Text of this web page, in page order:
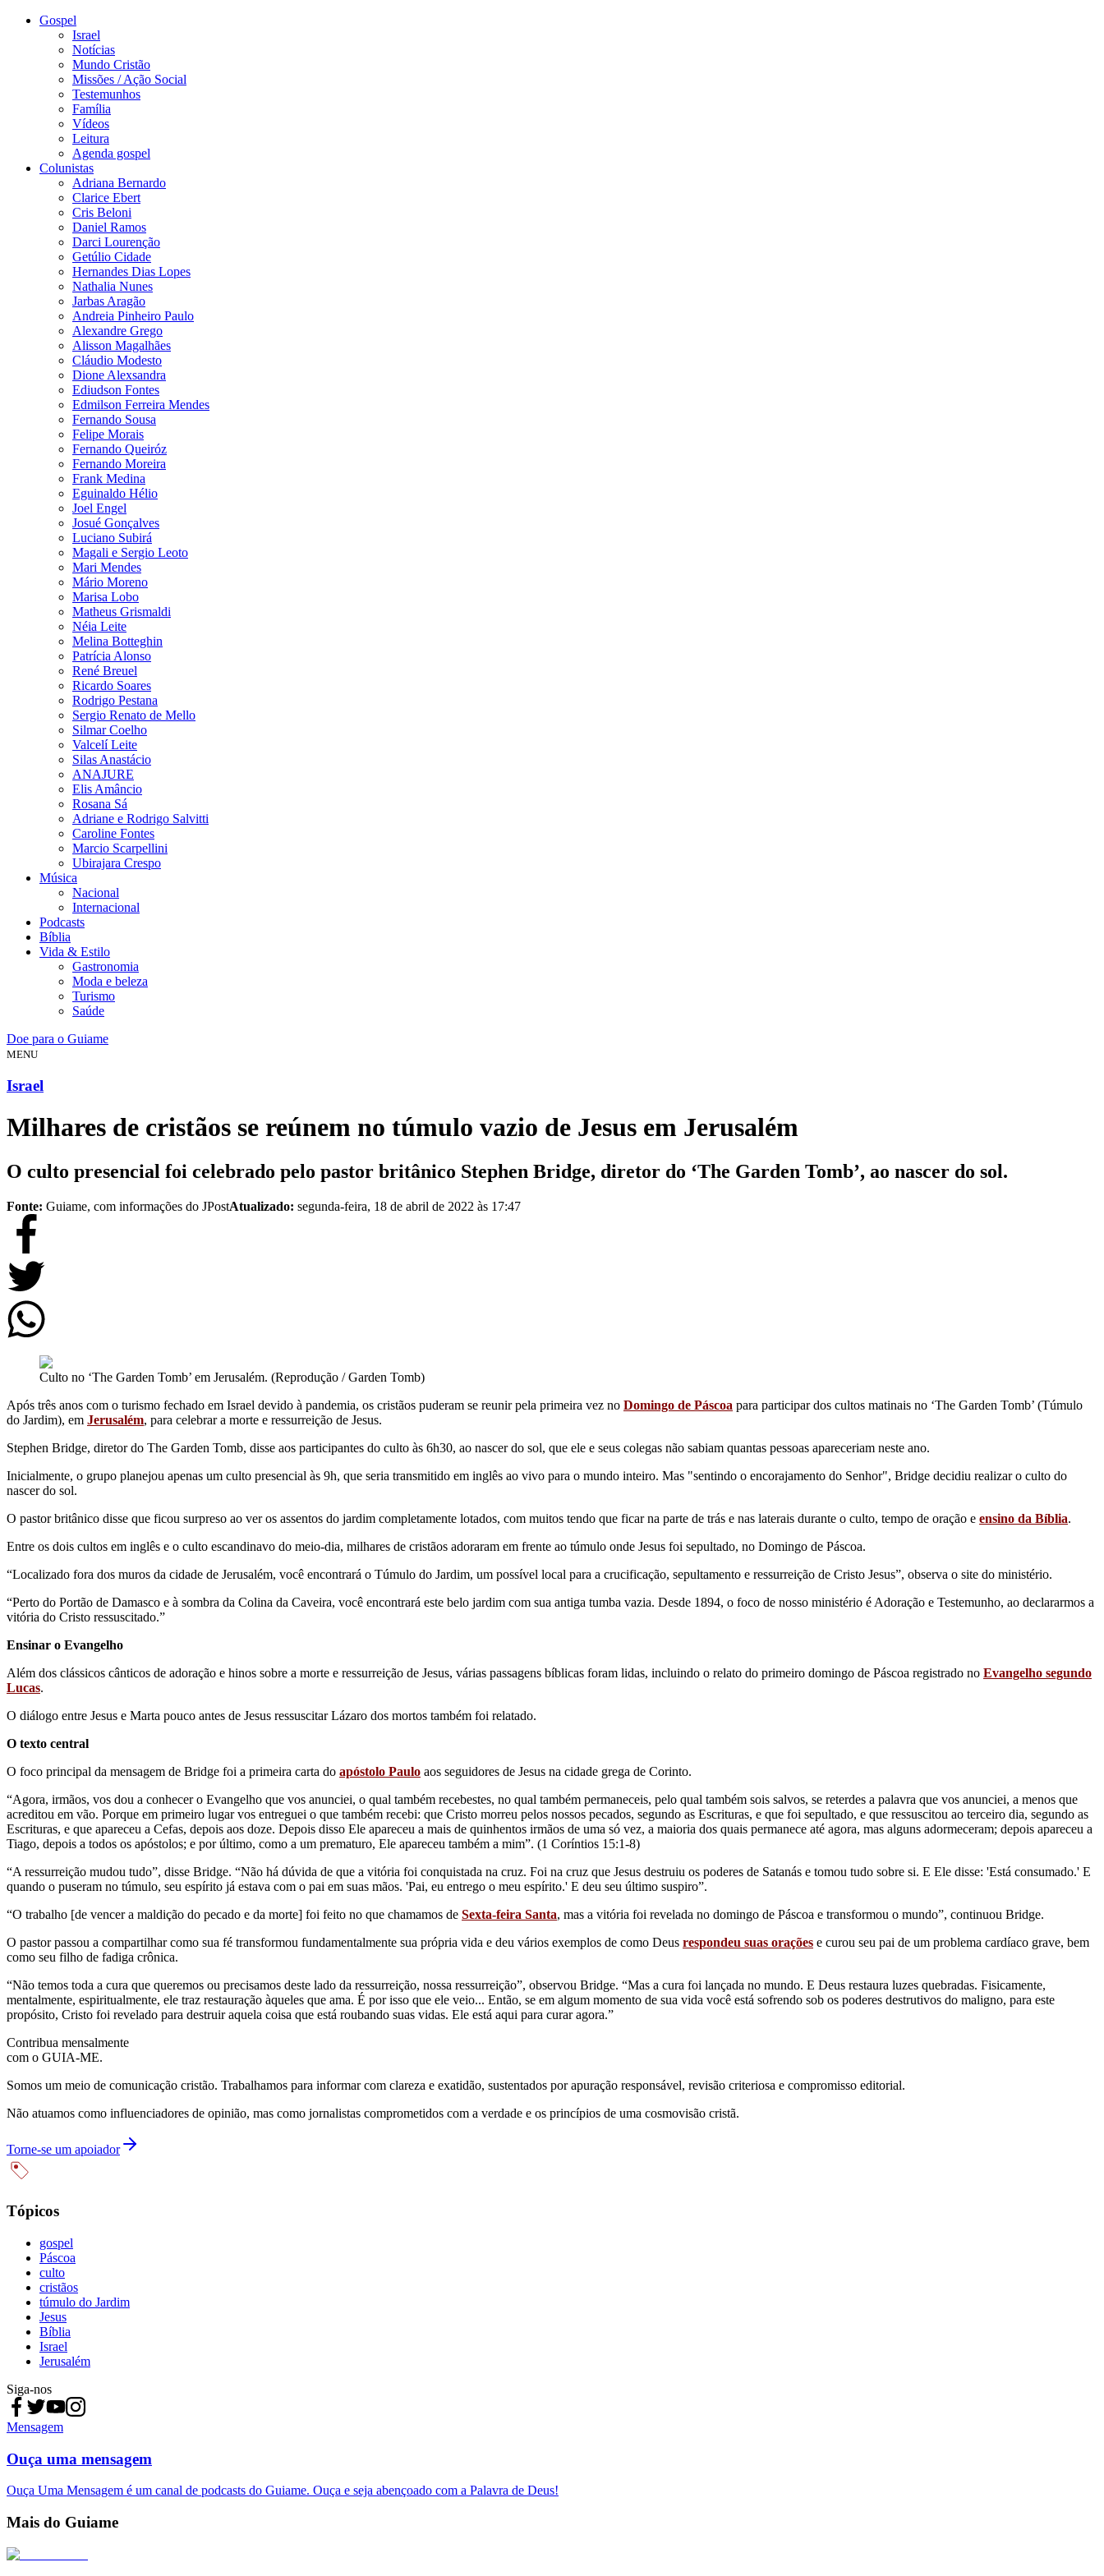
Gospel
Israel
Notícias
Mundo Cristão
Missões / Ação Social
Testemunhos
Família
Vídeos
Leitura
Agenda gospel
Colunistas
Adriana Bernardo
Clarice Ebert
Cris Beloni
Daniel Ramos
Darci Lourenção
Getúlio Cidade
Hernandes Dias Lopes
Nathalia Nunes
Jarbas Aragão
Andreia Pinheiro Paulo
Alexandre Grego
Alisson Magalhães
Cláudio Modesto
Dione Alexsandra
Ediudson Fontes
Edmilson Ferreira Mendes
Fernando Sousa
Felipe Morais
Fernando Queiróz
Fernando Moreira
Frank Medina
Eguinaldo Hélio
Joel Engel
Josué Gonçalves
Luciano Subirá
Magali e Sergio Leoto
Mari Mendes
Mário Moreno
Marisa Lobo
Matheus Grismaldi
Néia Leite
Melina Botteghin
Patrícia Alonso
René Breuel
Ricardo Soares
Rodrigo Pestana
Sergio Renato de Mello
Silmar Coelho
Valcelí Leite
Silas Anastácio
ANAJURE
Elis Amâncio
Rosana Sá
Adriane e Rodrigo Salvitti
Caroline Fontes
Marcio Scarpellini
Ubirajara Crespo
Música
Nacional
Internacional
Podcasts
Bíblia
Vida & Estilo
Gastronomia
Moda e beleza
Turismo
Saúde
Doe para o Guiame
MENU
Israel
Milhares de cristãos se reúnem no túmulo vazio de Jesus em Jerusalém
O culto presencial foi celebrado pelo pastor britânico Stephen Bridge, diretor do ‘The Garden Tomb’, ao nascer do sol.
Fonte: Guiame, com informações do JPostAtualizado: segunda-feira, 18 de abril de 2022 às 17:47
Culto no ‘The Garden Tomb’ em Jerusalém. (Reprodução / Garden Tomb)
Após três anos com o turismo fechado em Israel devido à pandemia, os cristãos puderam se reunir pela primeira vez no Domingo de Páscoa para participar dos cultos matinais no ‘The Garden Tomb’ (Túmulo
do Jardim), em Jerusalém, para celebrar a morte e ressurreição de Jesus.
Stephen Bridge, diretor do The Garden Tomb, disse aos participantes do culto às 6h30, ao nascer do sol, que ele e seus colegas não sabiam quantas pessoas apareceriam neste ano.
Inicialmente, o grupo planejou apenas um culto presencial às 9h, que seria transmitido em inglês ao vivo para o mundo inteiro. Mas "sentindo o encorajamento do Senhor", Bridge decidiu realizar o culto do
nascer do sol.
O pastor britânico disse que ficou surpreso ao ver os assentos do jardim completamente lotados, com muitos tendo que ficar na parte de trás e nas laterais durante o culto, tempo de oração e ensino da Bíblia.
Entre os dois cultos em inglês e o culto escandinavo do meio-dia, milhares de cristãos adoraram em frente ao túmulo onde Jesus foi sepultado, no Domingo de Páscoa.
“Localizado fora dos muros da cidade de Jerusalém, você encontrará o Túmulo do Jardim, um possível local para a crucificação, sepultamento e ressurreição de Cristo Jesus”, observa o site do ministério.
“Perto do Portão de Damasco e à sombra da Colina da Caveira, você encontrará este belo jardim com sua antiga tumba vazia. Desde 1894, o foco de nosso ministério é Adoração e Testemunho, ao declararmos a
vitória do Cristo ressuscitado.”
Ensinar o Evangelho
Além dos clássicos cânticos de adoração e hinos sobre a morte e ressurreição de Jesus, várias passagens bíblicas foram lidas, incluindo o relato do primeiro domingo de Páscoa registrado no Evangelho segundo
Lucas.
O diálogo entre Jesus e Marta pouco antes de Jesus ressuscitar Lázaro dos mortos também foi relatado.
O texto central
O foco principal da mensagem de Bridge foi a primeira carta do apóstolo Paulo aos seguidores de Jesus na cidade grega de Corinto.
“Agora, irmãos, vos dou a conhecer o Evangelho que vos anunciei, o qual também recebestes, no qual também permaneceis, pelo qual também sois salvos, se reterdes a palavra que vos anunciei, a menos que
acreditou em vão. Porque em primeiro lugar vos entreguei o que também recebi: que Cristo morreu pelos nossos pecados, segundo as Escrituras, e que foi sepultado, e que ressuscitou ao terceiro dia, segundo as
Escrituras, e que apareceu a Cefas, depois aos doze. Depois disso Ele apareceu a mais de quinhentos irmãos de uma só vez, a maioria dos quais permanece até agora, mas alguns adormeceram; depois apareceu a
Tiago, depois a todos os apóstolos; e por último, como a um prematuro, Ele apareceu também a mim”. (1 Coríntios 15:1-8)
“A ressurreição mudou tudo”, disse Bridge. “Não há dúvida de que a vitória foi conquistada na cruz. Foi na cruz que Jesus destruiu os poderes de Satanás e tomou tudo sobre si. E Ele disse: 'Está consumado.' E
quando o puseram no túmulo, seu espírito já estava com o pai em suas mãos. 'Pai, eu entrego o meu espírito.' E deu seu último suspiro”.
“O trabalho [de vencer a maldição do pecado e da morte] foi feito no que chamamos de Sexta-feira Santa, mas a vitória foi revelada no domingo de Páscoa e transformou o mundo”, continuou Bridge.
O pastor passou a compartilhar como sua fé transformou fundamentalmente sua própria vida e deu vários exemplos de como Deus respondeu suas orações e curou seu pai de um problema cardíaco grave, bem
como seu filho de fadiga crônica.
“Não temos toda a cura que queremos ou precisamos deste lado da ressurreição, nossa ressurreição”, observou Bridge. “Mas a cura foi lançada no mundo. E Deus restaura luzes quebradas. Fisicamente,
mentalmente, espiritualmente, ele traz restauração àqueles que ama. É por isso que ele veio... Então, se em algum momento de sua vida você está sofrendo sob os poderes destrutivos do maligno, para este
propósito, Cristo foi revelado para destruir aquela coisa que está roubando suas vidas. Ele está aqui para curar agora.”
Contribua mensalmente
com o GUIA-ME.
Somos um meio de comunicação cristão. Trabalhamos para informar com clareza e exatidão, sustentados por apuração responsável, revisão criteriosa e compromisso editorial.
Não atuamos como influenciadores de opinião, mas como jornalistas comprometidos com a verdade e os princípios de uma cosmovisão cristã.
Torne-se um apoiador
Tópicos
gospel
Páscoa
culto
cristãos
túmulo do Jardim
Jesus
Bíblia
Israel
Jerusalém
Siga-nos
Mensagem
Ouça uma mensagem
Ouça Uma Mensagem é um canal de podcasts do Guiame. Ouça e seja abençoado com a Palavra de Deus!
Mais do Guiame